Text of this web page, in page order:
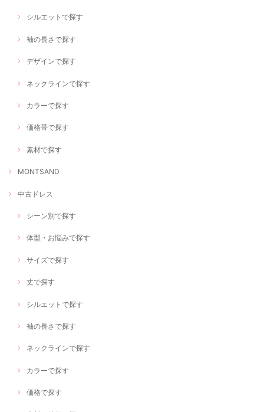
シルエットで探す
袖の長さで探す
デザインで探す
ネックラインで探す
カラーで探す
価格帯で探す
素材で探す
MONTSAND
中古ドレス
シーン別で探す
体型・お悩みで探す
サイズで探す
丈で探す
シルエットで探す
袖の長さで探す
ネックラインで探す
カラーで探す
価格で探す